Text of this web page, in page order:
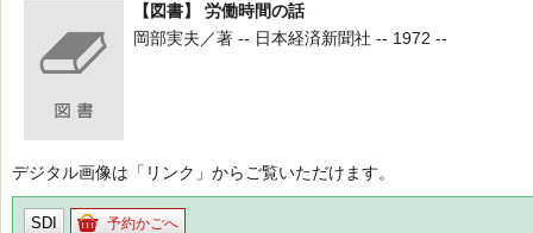
【図書】 労働時間の話
岡部実夫／著 -- 日本経済新聞社 -- 1972 --
デジタル画像は「リンク」からご覧いただけます。
SDI 予約かごへ